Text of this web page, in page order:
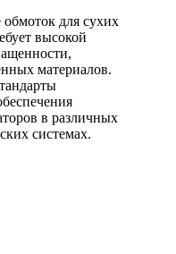
для сухих
высокой
материалов.
в различных
системах.